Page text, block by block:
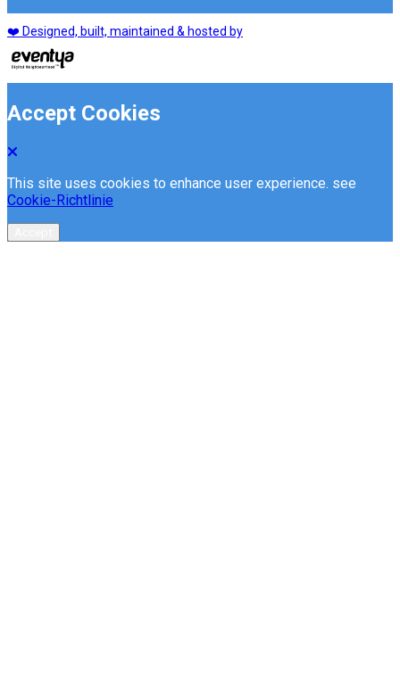
❤️ Designed, built, maintained & hosted by
Accept Cookies
This site uses cookies to enhance user experience. see
Cookie-Richtlinie